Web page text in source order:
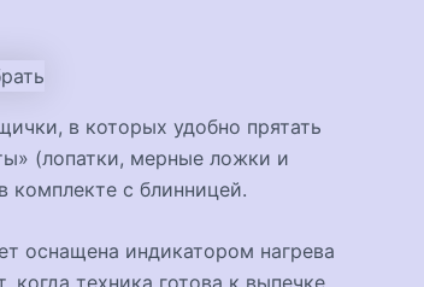
в которых удобно прятать
(лопатки, мерные ложки и
комплекте с блинницей.
оснащена индикатором нагрева